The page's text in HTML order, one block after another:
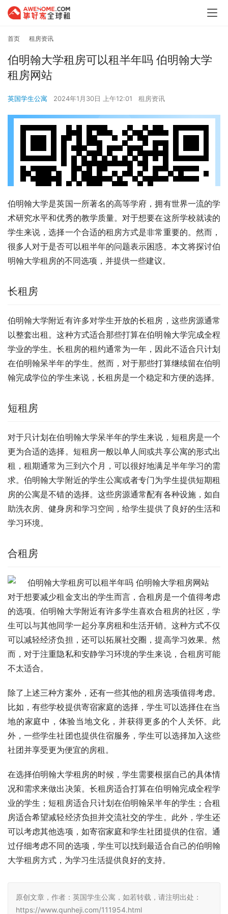
首页 租房资讯
伯明翰大学租房可以租半年吗 伯明翰大学
租房网站
英国学生公寓 2024年1月30日 上午12:01 租房资讯
伯明翰大学是英国一所著名的高等学府，拥有世界一流的学
术研究水平和优秀的教学质量。对于想要在这所学校就读的
学生来说，选择一个合适的租房方式是非常重要的。然而，
很多人对于是否可以租半年的问题表示困惑。本文将探讨伯
明翰大学租房的不同选项，并提供一些建议。
长租房
伯明翰大学附近有许多对学生开放的长租房，这些房源通常
以整套出租。这种方式适合那些打算在伯明翰大学完成全程
学业的学生。长租房的租约通常为一年，因此不适合只计划
在伯明翰呆半年的学生。然而，对于那些打算继续留在伯明
翰完成学位的学生来说，长租房是一个稳定和方便的选择。
短租房
对于只计划在伯明翰大学呆半年的学生来说，短租房是一个
更为合适的选择。短租房一般以单人间或共享公寓的形式出
租，租期通常为三到六个月，可以很好地满足半年学习的需
求。伯明翰大学附近的学生公寓或者专门为学生提供短期租
房的公寓是不错的选择。这些房源通常配有各种设施，如自
助洗衣房、健身房和学习空间，给学生提供了良好的生活和
学习环境。
合租房
对于想要减少租金支出的学生而言，合租房是一个值得考虑
的选项。伯明翰大学附近有许多学生喜欢合租房的社区，学
生可以与其他同学一起分享房租和生活开销。这种方式不仅
可以减轻经济负担，还可以拓展社交圈，提高学习效果。然
而，对于注重隐私和安静学习环境的学生来说，合租房可能
不太适合。
除了上述三种方案外，还有一些其他的租房选项值得考虑。
比如，有些学校提供寄宿家庭的选择，学生可以选择住在当
地的家庭中，体验当地文化，并获得更多的个人关怀。此
外，一些学生社团也提供住宿服务，学生可以选择加入这些
社团并享受更为便宜的房租。
在选择伯明翰大学租房的时候，学生需要根据自己的具体情
况和需求来做出决策。长租房适合打算在伯明翰完成全程学
业的学生；短租房适合只计划在伯明翰呆半年的学生；合租
房适合希望减轻经济负担并交流社交的学生。此外，学生还
可以考虑其他选项，如寄宿家庭和学生社团提供的住宿。通
过仔细考虑不同的选项，学生可以找到最适合自己的伯明翰
大学租房方式，为学习生活提供良好的支持。
原创文章，作者：英国学生公寓，如若转载，请注明出处：
https://www.qunheji.com/111954.html